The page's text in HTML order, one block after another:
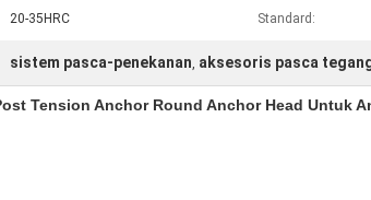
20-35HRC Standard:
sistem pasca-penekanan, aksesoris pasca
Tension Anchor Round Anchor Head Untuk